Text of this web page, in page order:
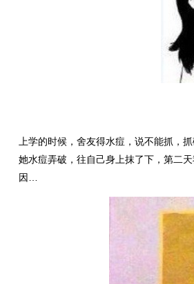
上学的时候，舍友得水痘，说不能抓，
她水痘弄破，往自己身上抹了下，第二
因…